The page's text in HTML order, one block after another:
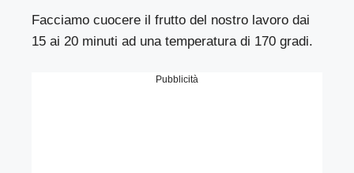
Facciamo cuocere il frutto del nostro lavoro dai
15 ai 20 minuti ad una temperatura di 170 gradi.
Pubblicità